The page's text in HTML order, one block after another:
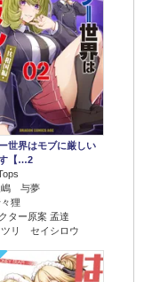
世界はモブに厳しい
【…2
嶋 与夢
狸
ター原案 孟達
ツリ セイシロウ